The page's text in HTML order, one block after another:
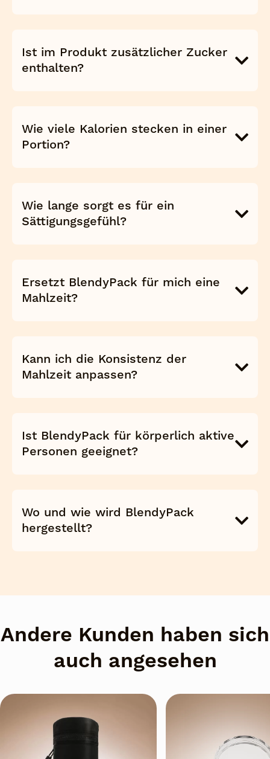
Ist im Produkt zusätzlicher Zucker
enthalten?
Wie viele Kalorien stecken in einer
Portion?
Wie lange sorgt es für ein
Sättigungsgefühl?
Ersetzt BlendyPack für mich eine
Mahlzeit?
Kann ich die Konsistenz der
Mahlzeit anpassen?
Ist BlendyPack für körperlich aktive
Personen geeignet?
Wo und wie wird BlendyPack
hergestellt?
Andere Kunden haben sich
auch angesehen